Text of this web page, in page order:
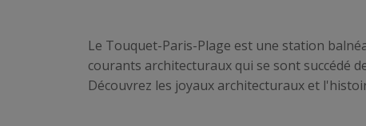
Le Touquet-Paris-Plage est une station
courants architecturaux qui se sont succédé
Découvrez les joyaux architecturaux et